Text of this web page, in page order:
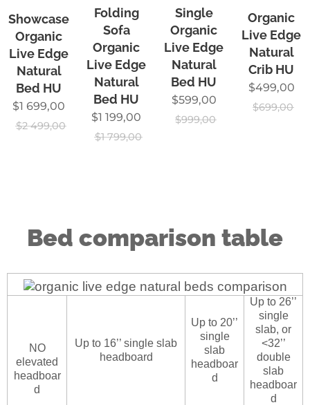
Showcase
Organic
Live Edge
Natural
Bed HU
$1 699,00
$2 499,00
Folding
Sofa
Organic
Live Edge
Natural
Bed HU
$1 199,00
$1 799,00
Single
Organic
Live Edge
Natural
Bed HU
$599,00
$999,00
Organic
Live Edge
Natural
Crib HU
$499,00
$699,00
Bed comparison table
NO
elevated
headboar
d
Up to 16’’ single slab
headboard
Up to 20’’
single
slab
headboar
d
Up to 26’’
single
slab, or
<32’’
double
slab
headboar
d